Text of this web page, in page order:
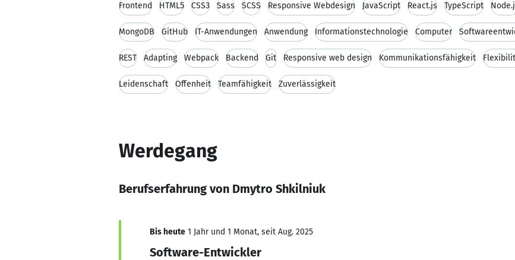
Frontend HTML5 CSS3 Sass SCSS Responsive Webdesign JavaScript React.js TypeScript
MongoDB GitHub IT-Anwendungen Anwendung Informationstechnologie Computer
REST Adapting Webpack Backend Git Responsive web design Kommunikationsfähigkeit
Leidenschaft Offenheit Teamfähigkeit Zuverlässigkeit
Werdegang
Berufserfahrung von Dmytro Shkilniuk
Bis heute 1 Jahr und 1 Monat, seit Aug. 2025
Software-Entwickler